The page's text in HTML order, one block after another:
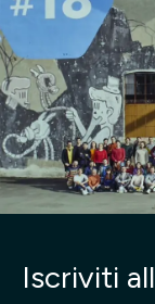
Iscriviti